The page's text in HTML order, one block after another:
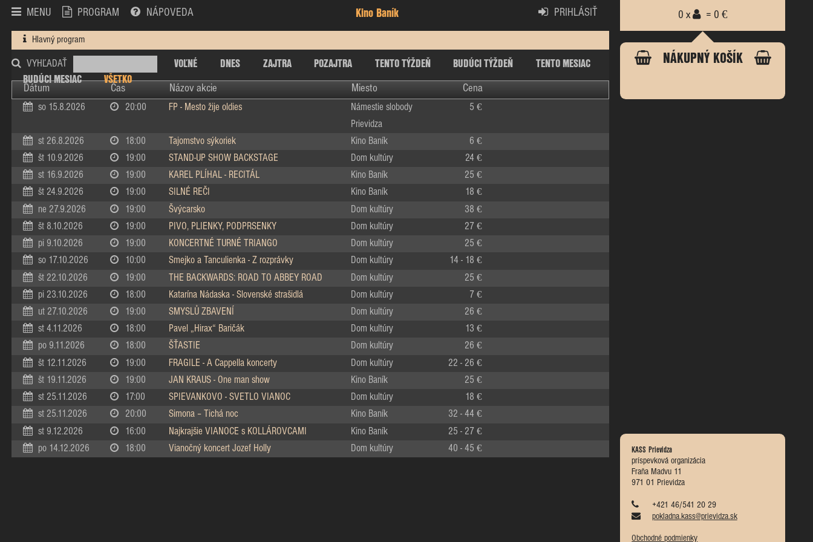
MENU PROGRAM NÁPOVEDA Kino Baník PRIHLÁSIŤ
Hlavný program
VYHĽADAŤ VOĽNÉ DNES ZAJTRA POZAJTRA TENTO TÝŽDEŇ BUDÚCI TÝŽDEŇ
TENTO MESIAC
BUDÚCI MESIAC
VŠETKO
Dátum Čas Názov akcie Miesto Cena
0 x = 0 €
NÁKUPNÝ KOŠÍK
KASS Prievidza
príspevková organizácia
Fraňa Madvu 11
971 01 Prievidza
+421 46/541 20 29
pokladna.kass@prievidza.sk
Obchodné podmienky
so 15.8.2026 20:00 FP - Mesto žije oldies
Námestie slobody
Prievidza
5 €
st 26.8.2026 18:00 Tajomstvo sýkoriek Kino Baník 6 €
št 10.9.2026 19:00 STAND-UP SHOW BACKSTAGE Dom kultúry 24 €
st 16.9.2026 19:00 KAREL PLÍHAL - RECITÁL Kino Baník 25 €
št 24.9.2026 19:00 SILNÉ REČI Kino Baník 18 €
ne 27.9.2026 19:00 Švýcarsko Dom kultúry 38 €
št 8.10.2026 19:00 PIVO, PLIENKY, PODPRSENKY Dom kultúry 27 €
pi 9.10.2026 19:00 KONCERTNÉ TURNÉ TRIANGO Dom kultúry 25 €
so 17.10.2026 10:00 Smejko a Tanculienka - Z rozprávky Dom kultúry 14 - 18 €
št 22.10.2026 19:00 THE BACKWARDS: ROAD TO ABBEY ROAD Dom kultúry 25 €
pi 23.10.2026 18:00 Katarína Nádaska - Slovenské strašidlá Dom kultúry 7 €
ut 27.10.2026 19:00 SMYSLŮ ZBAVENÍ Dom kultúry 26 €
st 4.11.2026 18:00 Pavel „Hirax“ Baričák Dom kultúry 13 €
po 9.11.2026 18:00 ŠŤASTIE Dom kultúry 26 €
št 12.11.2026 19:00 FRAGILE - A Cappella koncerty Dom kultúry 22 - 26 €
št 19.11.2026 19:00 JAN KRAUS - One man show Kino Baník 25 €
st 25.11.2026 17:00 SPIEVANKOVO - SVETLO VIANOC Dom kultúry 18 €
st 25.11.2026 20:00 Simona – Tichá noc Kino Baník 32 - 44 €
st 9.12.2026 16:00 Najkrajšie VIANOCE s KOLLÁROVCAMI Kino Baník 25 - 27 €
po 14.12.2026 18:00 Vianočný koncert Jozef Holly Dom kultúry 40 - 45 €